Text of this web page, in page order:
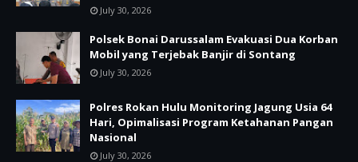
July 30, 2026
Polsek Bonai Darussalam Evakuasi Dua Korban
Mobil yang Terjebak Banjir di Sontang
July 30, 2026
Polres Rokan Hulu Monitoring Jagung Usia 64
Hari, Opimalisasi Program Ketahanan Pangan
Nasional
July 30, 2026